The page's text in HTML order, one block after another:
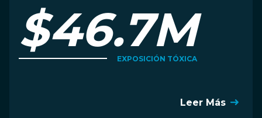
$46.7M
EXPOSICIÓN TÓXICA
Leer Más